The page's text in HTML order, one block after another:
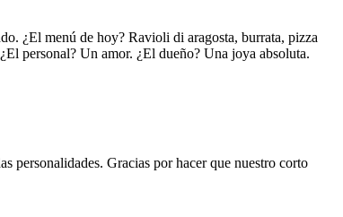
¿El menú de hoy? Ravioli di aragosta, burrata, pizza
personal? Un amor. ¿El dueño? Una joya absoluta.
personalidades. Gracias por hacer que nuestro corto